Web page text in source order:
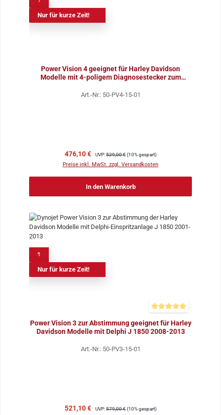
Nur für kurze Zeit!
Power Vision 4 geeignet für Harley Davidson
Modelle mit 4-poligem Diagnosestecker zum
Art.-Nr.: 50-PV4-15-01
Verkaufspreis:
476,10 € Regulärer Preis:
UVP:529,00 €(10% gespart)
Preise inkl. MwSt. zzgl. Versandkosten
In den Warenkorb
Nur für kurze Zeit!
Power Vision 3 zur Abstimmung geeignet für Harley
Davidson Modelle mit Delphi J 1850 2008-2013
Art.-Nr.: 50-PV3-15-01
Verkaufspreis:
521,10 € Regulärer Preis:
UVP:579,00 €(10% gespart)